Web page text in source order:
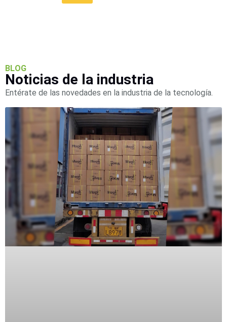
XMR
Body
Cams
(Portátiles) Cámaras
Móviles
Dash
Videoporteros
e
Interfonos
Accesorios Intercomunicadores
Videoporteros
AnalógicosVideoporteros
IP
BLOG
Noticias de la industria
Entérate de las novedades en la industria de la tecnología.